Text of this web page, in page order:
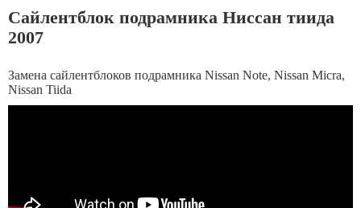
Сайлентблок подрамника Ниссан тиида
2007
Замена сайлентблоков подрамника Nissan Note, Nissan Micra,
Nissan Tiida